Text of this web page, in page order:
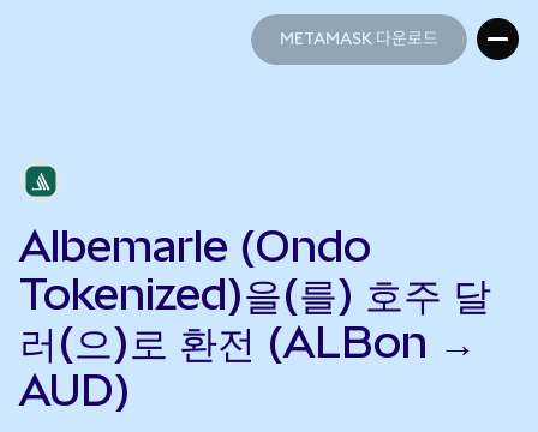
METAMASK 다운로드
Albemarle (Ondo
Tokenized)을(를) 호주 달
러(으)로 환전 (ALBon →
AUD)